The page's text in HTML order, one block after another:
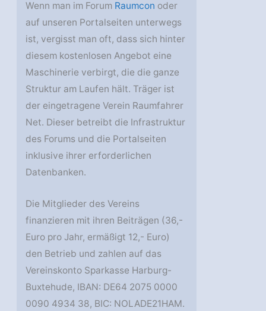
Wenn man im Forum Raumcon oder
auf unseren Portalseiten unterwegs
ist, vergisst man oft, dass sich hinter
diesem kostenlosen Angebot eine
Maschinerie verbirgt, die die ganze
Struktur am Laufen hält. Träger ist
der eingetragene Verein Raumfahrer
Net. Dieser betreibt die Infrastruktur
des Forums und die Portalseiten
inklusive ihrer erforderlichen
Datenbanken.
Die Mitglieder des Vereins
finanzieren mit ihren Beiträgen (36,-
Euro pro Jahr, ermäßigt 12,- Euro)
den Betrieb und zahlen auf das
Vereinskonto Sparkasse Harburg-
Buxtehude, IBAN: DE64 2075 0000
0090 4934 38, BIC: NOLADE21HAM.